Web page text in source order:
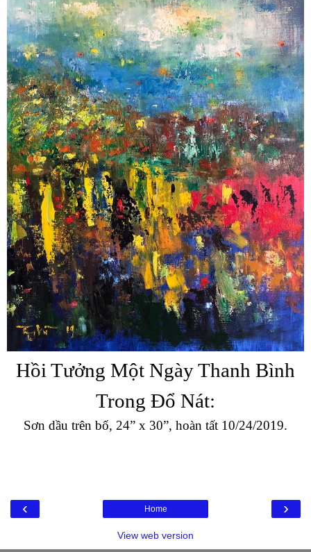
Hồi Tưởng Một Ngày Thanh Bình
Trong Đổ Nát:
Sơn dầu trên bố, 24” x 30”, hoàn tất 10/24/2019.
‹ ›
Home
View web version